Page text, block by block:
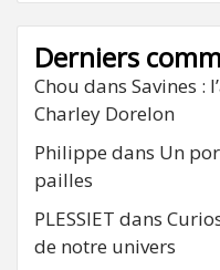
Derniers
Chou dans Savines :
Charley Dorelon
Philippe dans Un
pailles
PLESSIET dans
de notre univers